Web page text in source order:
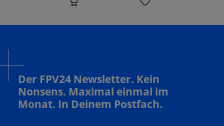
Der FPV24 Newsletter. Kein
Nonsens. Maximal einmal im
Monat. In Deinem Postfach.